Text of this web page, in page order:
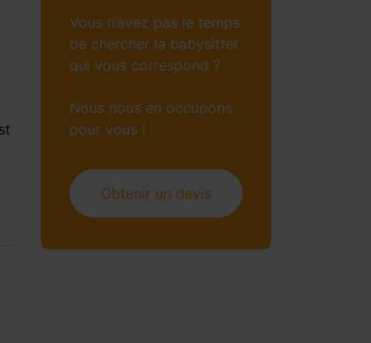
Vous n’avez pas le temps
de chercher la babysitter
qui vous correspond ?
Nous nous en occupons
pour vous !
Obtenir un devis